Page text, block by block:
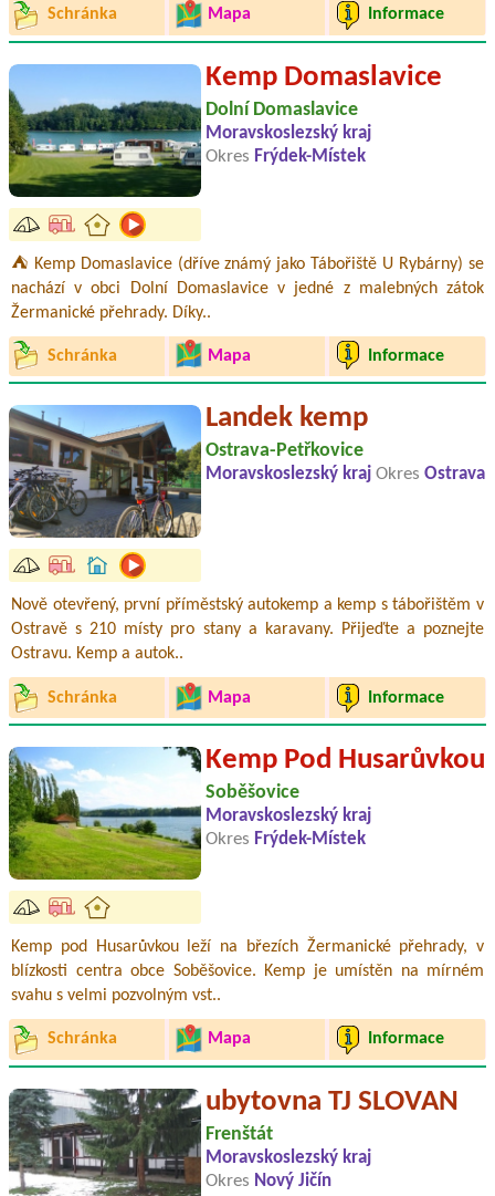
Schránka Mapa Informace
Kemp Domaslavice
Dolní Domaslavice
Moravskoslezský kraj
Okres Frýdek-Místek
⛺ Kemp Domaslavice (dříve známý jako Tábořiště U Rybárny) se
nachází v obci Dolní Domaslavice v jedné z malebných zátok
Žermanické přehrady. Díky..
Schránka Mapa Informace
Landek kemp
Ostrava-Petřkovice
Moravskoslezský kraj Okres Ostrava
Nově otevřený, první příměstský autokemp a kemp s tábořištěm v
Ostravě s 210 místy pro stany a karavany. Přijeďte a poznejte
Ostravu. Kemp a autok..
Schránka Mapa Informace
Kemp Pod Husarůvkou
Soběšovice
Moravskoslezský kraj
Okres Frýdek-Místek
Kemp pod Husarůvkou leží na březích Žermanické přehrady, v
blízkosti centra obce Soběšovice. Kemp je umístěn na mírném
svahu s velmi pozvolným vst..
Schránka Mapa Informace
ubytovna TJ SLOVAN
Frenštát
Moravskoslezský kraj
Okres Nový Jičín